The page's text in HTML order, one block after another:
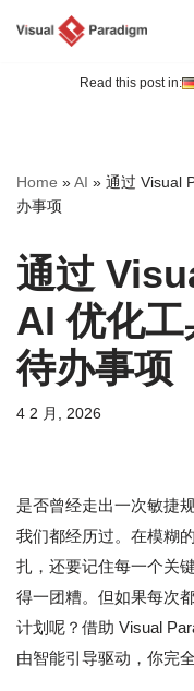
Read this post in:
Home »AI » 通过 Visual
办事项
通过
AI 优化
待办事项
4 2 月, 2026
是否曾经走出一次敏捷
我们都经历过。在模糊
扎，还要记住每一个关
得一团糟。但如果每次
计划呢？借助 Visual
由智能引导驱动，你完